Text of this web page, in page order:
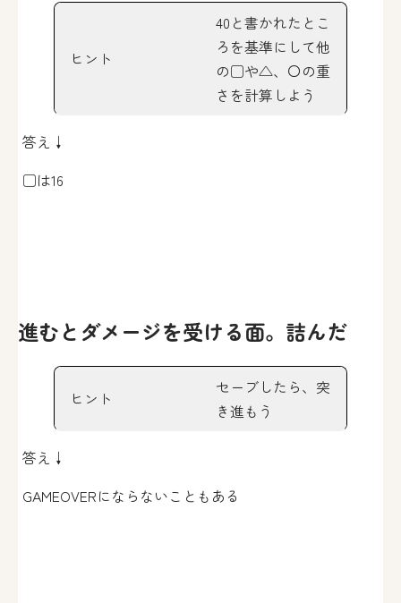
ヒント
40と書かれたとこ
ろを基準にして他
の□や△、〇の重
さを計算しよう
答え↓
□は16
進むとダメージを受ける面。詰んだ
ヒント
セーブしたら、突
き進もう
答え↓
GAMEOVERにならないこともある